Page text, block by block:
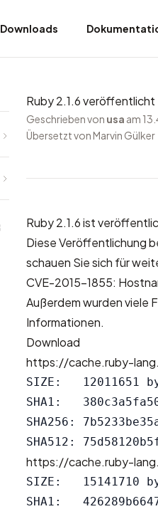
Downloads
Ruby 2.1.6 veröffentlicht
Geschrieben von usa am
Übersetzt von Marvin Gülker
Ruby 2.1.6 ist
Diese Veröffentlichung
schauen Sie sich für
CVE-2015-1855:
Außerdem wurden viele
Informationen.
Download
https://cache.ruby-
SIZE:   12011651
SHA1:
SHA256:
https://cache.ruby-
SIZE:   15141710
SHA1: